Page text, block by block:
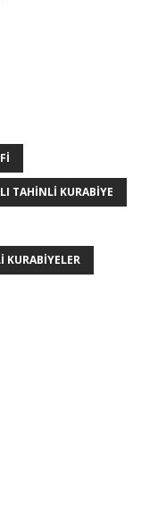
TAHINLI KURABIYE
KURABIYELER